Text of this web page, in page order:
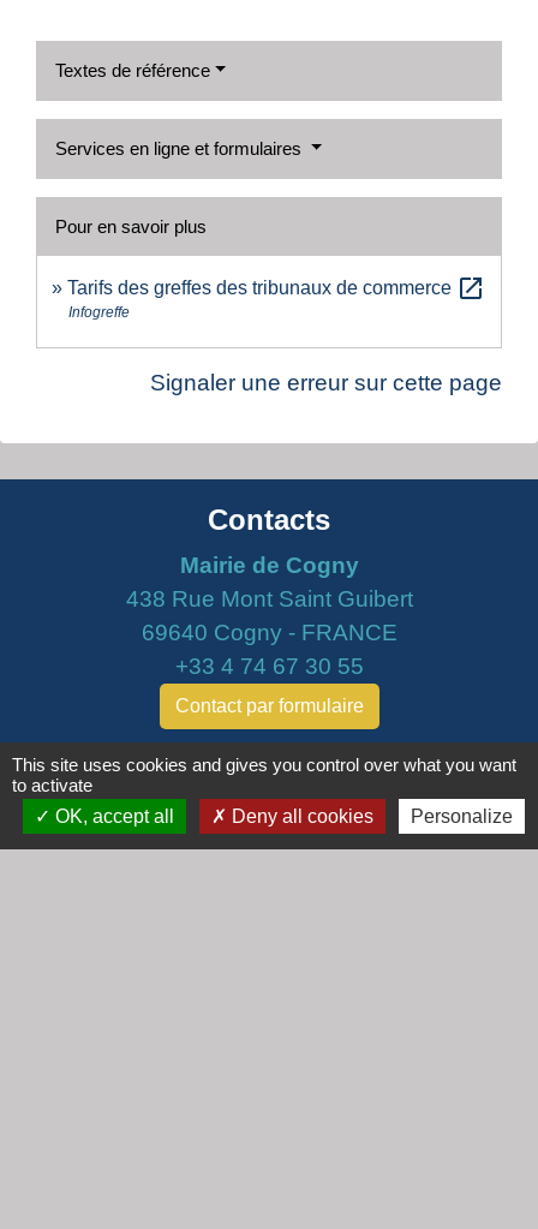
Textes de référence
Services en ligne et formulaires
Pour en savoir plus
Tarifs des greffes des tribunaux de commerce open_in_new
Infogreffe
Signaler une erreur sur cette page
Contacts
Mairie de Cogny
438 Rue Mont Saint Guibert
69640 Cogny - FRANCE
+33 4 74 67 30 55
Contact par formulaire
Horaires
Lundi : 16h30 - 18h30
Mardi : 8h30 - 12h00
This site uses cookies and gives you control over what you want
to activate
OK, accept all
Deny all cookies Personalize